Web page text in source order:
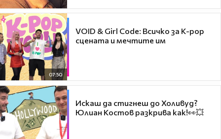
07:50
VOID & Girl Code: Всичко за K-pop
сцената и мечтите им
Искаш да стигнеш до Холивуд?
Юлиан Костов разкрива как!👀💥